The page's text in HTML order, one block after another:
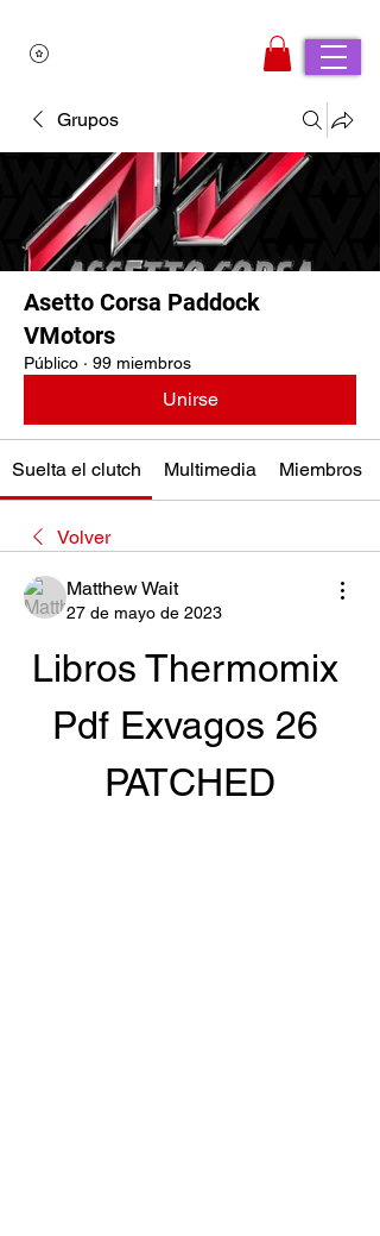
Grupos
Asetto Corsa Paddock
VMotors
Público · 99 miembros
Unirse
Suelta el clutch Multimedia Miembros
Volver
Matthew Wait
27 de mayo de 2023
Libros Thermomix
Pdf Exvagos 26
PATCHED